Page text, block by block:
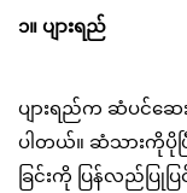
၁။ ပျားရည်
ပျားရည်က ဆံပင်
ပါတယ်။ ဆံသားကိုပိုပ
ခြင်းကို ပြန်လည်ပြုပြ